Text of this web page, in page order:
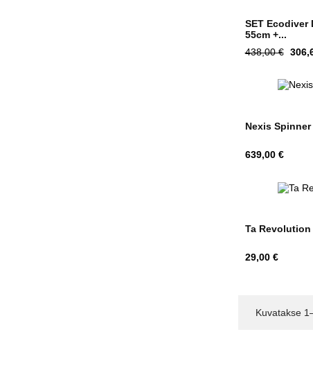
SET Ecodiver
55cm +...
Tavahind
438,00 € Hind
Nexis
Hind
639,00 €
Ta
Hind
29,00 €
Kuvatakse